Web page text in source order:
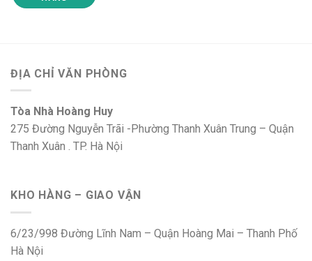
ĐỊA CHỈ VĂN PHÒNG
Tòa Nhà Hoàng Huy
275 Đường Nguyễn Trãi -Phường Thanh Xuân Trung – Quận
Thanh Xuân . TP. Hà Nội
KHO HÀNG – GIAO VẬN
6/23/998 Đường Lĩnh Nam – Quận Hoàng Mai – Thanh Phố
Hà Nội